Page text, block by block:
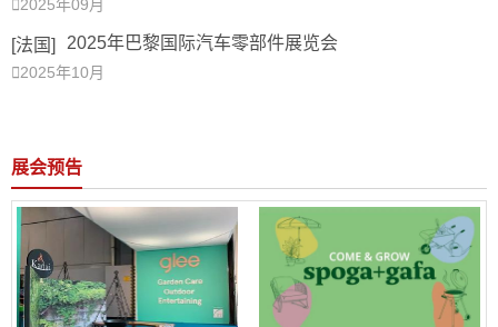
2025年09月
[法国] 2025年巴黎国际汽车零部件展览会
2025年10月
展会预告